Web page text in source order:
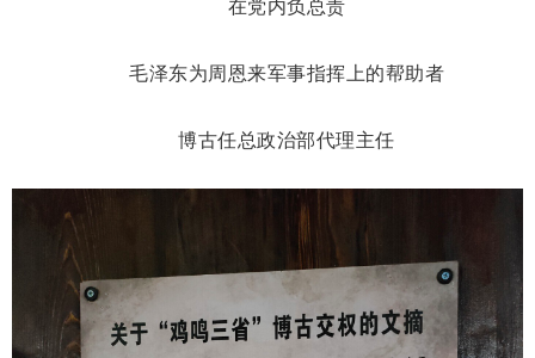
在党内负总责
毛泽东为周恩来军事指挥上的帮助者
博古任总政治部代理主任